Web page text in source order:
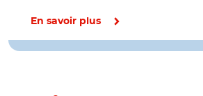
En savoir plus